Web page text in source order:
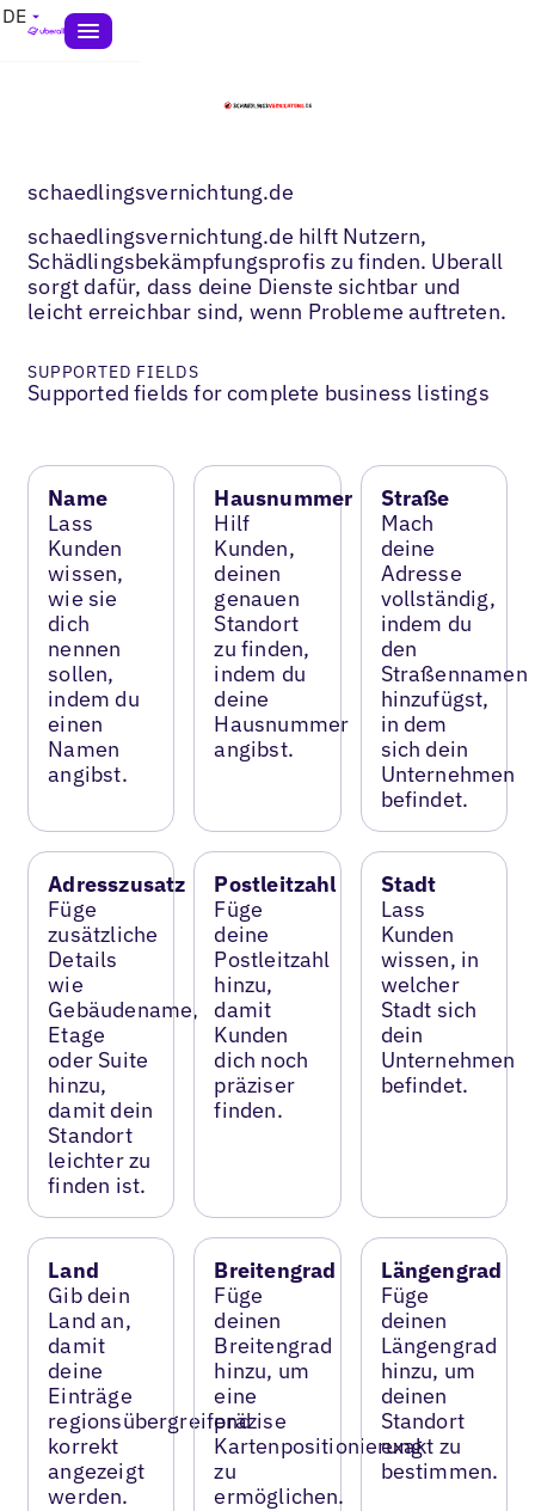
DE
schaedlingsvernichtung.de
schaedlingsvernichtung.de hilft Nutzern,
Schädlingsbekämpfungsprofis zu finden. Uberall
sorgt dafür, dass deine Dienste sichtbar und
leicht erreichbar sind, wenn Probleme auftreten.
SUPPORTED FIELDS
Supported fields for complete business listings
Name
Lass
Kunden
wissen,
wie sie
dich
nennen
sollen,
indem du
einen
Namen
angibst.
Hausnummer
Hilf
Kunden,
deinen
genauen
Standort
zu finden,
indem du
deine
Hausnummer
angibst.
Straße
Mach
deine
Adresse
vollständig,
indem du
den
Straßennamen
hinzufügst,
in dem
sich dein
Unternehmen
befindet.
Adresszusatz
Füge
zusätzliche
Details
wie
Gebäudename,
Etage
oder Suite
hinzu,
damit dein
Standort
leichter zu
finden ist.
Postleitzahl
Füge
deine
Postleitzahl
hinzu,
damit
Kunden
dich noch
präziser
finden.
Stadt
Lass
Kunden
wissen, in
welcher
Stadt sich
dein
Unternehmen
befindet.
Land
Gib dein
Land an,
damit
deine
Einträge
regionsübergreifend
korrekt
angezeigt
werden.
Breitengrad
Füge
deinen
Breitengrad
hinzu, um
eine
präzise
Kartenpositionierung
zu
ermöglichen.
Längengrad
Füge
deinen
Längengrad
hinzu, um
deinen
Standort
exakt zu
bestimmen.